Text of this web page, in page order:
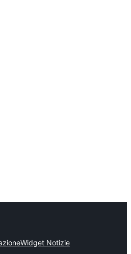
Widget Notizie